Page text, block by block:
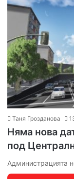
Таня Грозданова
Няма нова
под
Администрацията